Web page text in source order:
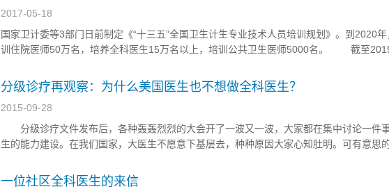
2017-05-18
国家卫计委等3部门日前制定《“十三五”全国卫生计生专业技术人员培训规划》。到2020
训住院医师50万名，培养全科医生15万名以上，培训公共卫生医师5000名。 截至
（助理）医师数达到2.22人，与发达...
分级诊疗再观察：为什么美国医生也不想做全科医生？
2015-09-28
分级诊疗文件发布后，各种轰轰烈烈的大会开了一波又一波，大家都在集中讨论一件
生的能力建设。在我们国家，大医生不愿意下基层去，种种原因大家心知肚明。可有意思
科医生虽然市场缺口非常大，但医学生们却唯恐避之不及，学生...
一位社区全科医生的来信